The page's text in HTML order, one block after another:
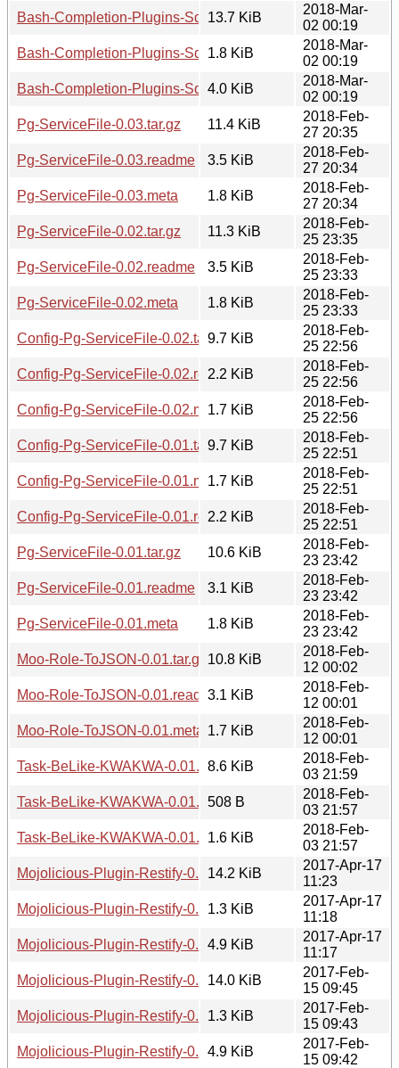
Bash-Completion-Plugins-Sqitch-0.01.tar.gz
13.7 KiB
2018-Mar-
02 00:19
Bash-Completion-Plugins-Sqitch-0.01.meta
1.8 KiB
2018-Mar-
02 00:19
Bash-Completion-Plugins-Sqitch-0.01.readme
4.0 KiB
2018-Mar-
02 00:19
Pg-ServiceFile-0.03.tar.gz
11.4 KiB
2018-Feb-
27 20:35
Pg-ServiceFile-0.03.readme
3.5 KiB
2018-Feb-
27 20:34
Pg-ServiceFile-0.03.meta
1.8 KiB
2018-Feb-
27 20:34
Pg-ServiceFile-0.02.tar.gz
11.3 KiB
2018-Feb-
25 23:35
Pg-ServiceFile-0.02.readme
3.5 KiB
2018-Feb-
25 23:33
Pg-ServiceFile-0.02.meta
1.8 KiB
2018-Feb-
25 23:33
Config-Pg-ServiceFile-0.02.tar.gz9.7 KiB
2018-Feb-
25 22:56
Config-Pg-ServiceFile-0.02.readme
2.2 KiB
2018-Feb-
25 22:56
Config-Pg-ServiceFile-0.02.meta1.7 KiB
2018-Feb-
25 22:56
Config-Pg-ServiceFile-0.01.tar.gz9.7 KiB
2018-Feb-
25 22:51
Config-Pg-ServiceFile-0.01.meta1.7 KiB
2018-Feb-
25 22:51
Config-Pg-ServiceFile-0.01.readme
2.2 KiB
2018-Feb-
25 22:51
Pg-ServiceFile-0.01.tar.gz
10.6 KiB
2018-Feb-
23 23:42
Pg-ServiceFile-0.01.readme
3.1 KiB
2018-Feb-
23 23:42
Pg-ServiceFile-0.01.meta
1.8 KiB
2018-Feb-
23 23:42
Moo-Role-ToJSON-0.01.tar.gz
10.8 KiB
2018-Feb-
12 00:02
Moo-Role-ToJSON-0.01.readme3.1 KiB
2018-Feb-
12 00:01
Moo-Role-ToJSON-0.01.meta
1.7 KiB
2018-Feb-
12 00:01
Task-BeLike-KWAKWA-0.01.tar.gz
8.6 KiB
2018-Feb-
03 21:59
Task-BeLike-KWAKWA-0.01.readme
508 B
2018-Feb-
03 21:57
Task-BeLike-KWAKWA-0.01.meta1.6 KiB
2018-Feb-
03 21:57
Mojolicious-Plugin-Restify-0.08.tar.gz
14.2 KiB
2017-Apr-17
11:23
Mojolicious-Plugin-Restify-0.08.meta
1.3 KiB
2017-Apr-17
11:18
Mojolicious-Plugin-Restify-0.08.readme
4.9 KiB
2017-Apr-17
11:17
Mojolicious-Plugin-Restify-0.07.tar.gz
14.0 KiB
2017-Feb-
15 09:45
Mojolicious-Plugin-Restify-0.07.meta
1.3 KiB
2017-Feb-
15 09:43
Mojolicious-Plugin-Restify-0.07.readme
4.9 KiB
2017-Feb-
15 09:42